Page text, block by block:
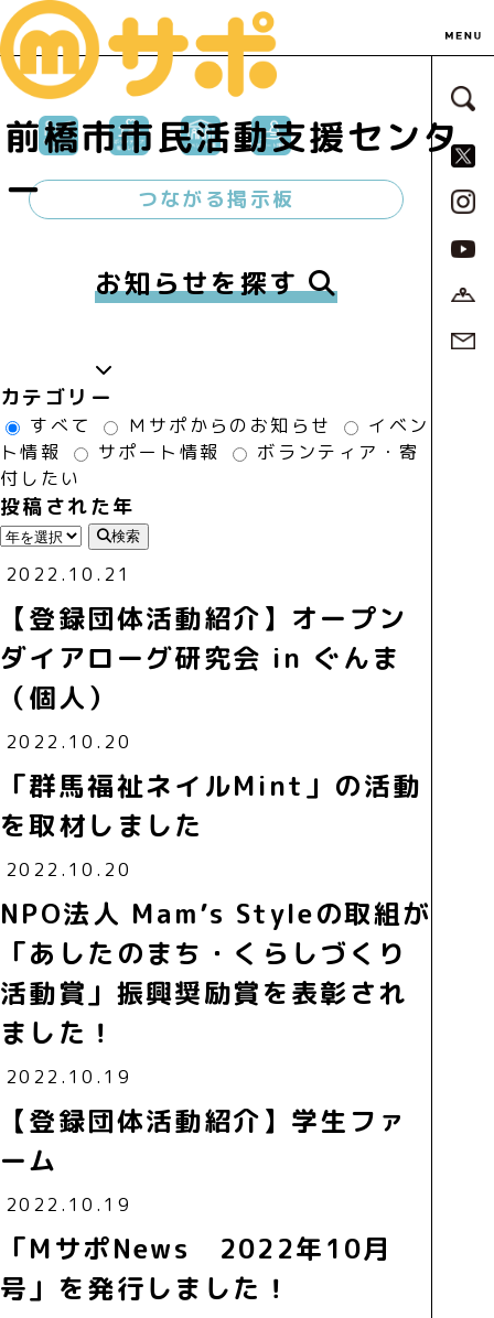
前橋市市民活動支援センタ
ー
サ
つながる掲示板
お知らせを探す
カテゴリー
すべて Ｍサポからのお知らせ
イベン
ト情報
サポート情報
ボランティア・寄
付したい
投稿された年
検索
2022.10.21
【登録団体活動紹介】オープン
ダイアローグ研究会 in ぐんま
（個人）
2022.10.20
「群馬福祉ネイルMint」の活動
を取材しました
2022.10.20
NPO法人 Mam’s Styleの取組が
「あしたのまち・くらしづくり
活動賞」振興奨励賞を表彰され
ました！
2022.10.19
【登録団体活動紹介】学生ファ
ーム
2022.10.19
「MサポNews 2022年10月
号」を発行しました！